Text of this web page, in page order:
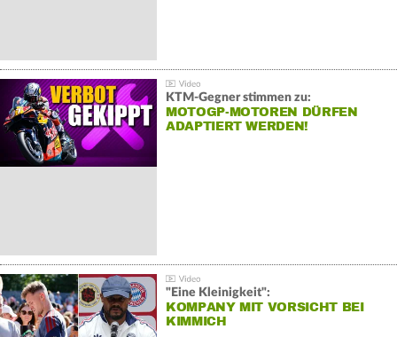
KTM-Gegner stimmen zu:
MOTOGP-MOTOREN DÜRFEN
ADAPTIERT WERDEN!
"Eine Kleinigkeit":
KOMPANY MIT VORSICHT BEI
KIMMICH